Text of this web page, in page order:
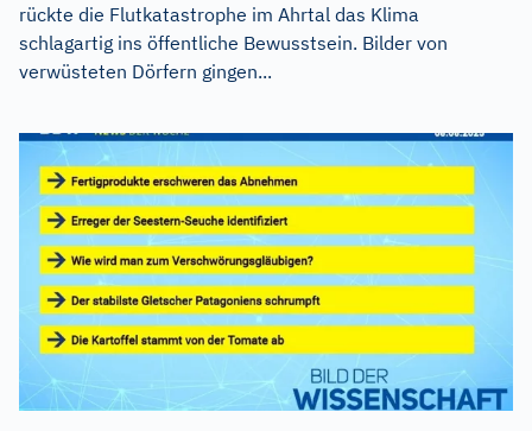
rückte die Flutkatastrophe im Ahrtal das Klima
schlagartig ins öffentliche Bewusstsein. Bilder von
verwüsteten Dörfern gingen...